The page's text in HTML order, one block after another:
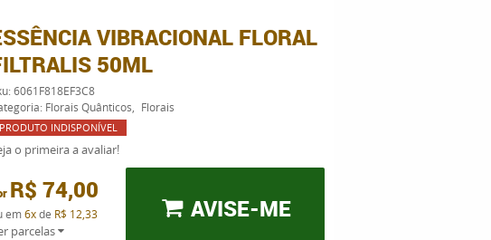
VIBRACIONAL FLORAL
50ML
6061F818EF3C8
Florais Quânticos Florais
PRODUTO INDISPONÍVEL
o primeira a avaliar!
R$ 74,00
em6xde R$ 12,33
parcelas
AVISE-ME